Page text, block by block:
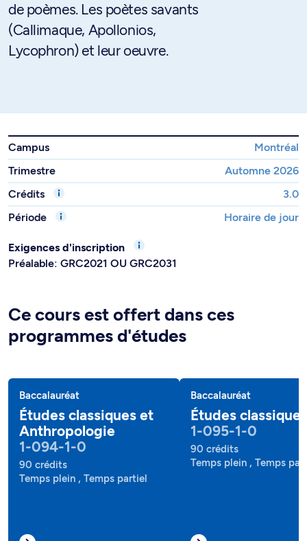
de poèmes. Les poètes savants
(Callimaque, Apollonios,
Lycophron) et leur oeuvre.
Campus
Montréal
Trimestre
Automne 2026
Crédits
3.0
Période
Horaire de jour
Exigences d'inscription
Préalable: GRC2021 OU GRC2031
Ce cours est offert dans ces
programmes d'études
Baccalauréat
Études classiques et
Anthropologie
1-094-1-0
90 crédits
Temps plein , Temps partiel
Baccalauréat
Études classiques
1-095-1-0
90 crédits
Temps plein , Temps